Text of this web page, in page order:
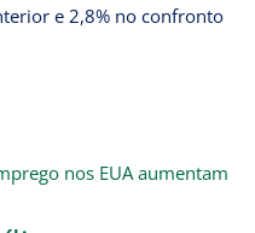
e 2,8% no confronto